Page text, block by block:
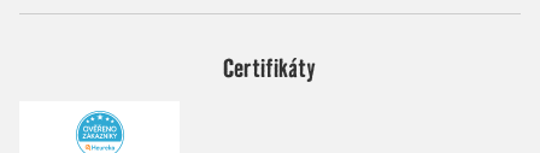
Certifikáty